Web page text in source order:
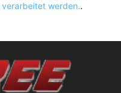
verarbeitet werden..